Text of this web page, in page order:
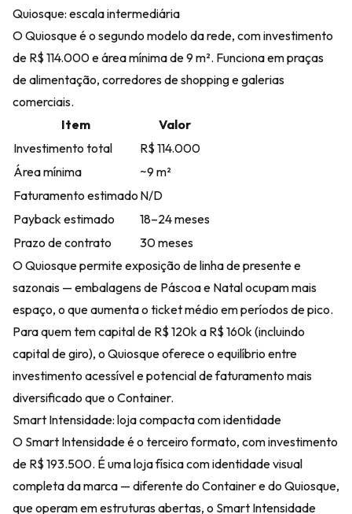
Quiosque: escala intermediária
O Quiosque é o segundo modelo da rede, com investimento
de R$ 114.000 e área mínima de 9 m². Funciona em praças
de alimentação, corredores de shopping e galerias
comerciais.
Item
Valor
Investimento total
R$ 114.000
Área mínima
~9 m²
Faturamento estimado N/D
Payback estimado
18–24 meses
Prazo de contrato
30 meses
O Quiosque permite exposição de linha de presente e
sazonais — embalagens de Páscoa e Natal ocupam mais
espaço, o que aumenta o ticket médio em períodos de pico.
Para quem tem capital de R$ 120k a R$ 160k (incluindo
capital de giro), o Quiosque oferece o equilíbrio entre
investimento acessível e potencial de faturamento mais
diversificado que o Container.
Smart Intensidade: loja compacta com identidade
O Smart Intensidade é o terceiro formato, com investimento
de R$ 193.500. É uma loja física com identidade visual
completa da marca — diferente do Container e do Quiosque,
que operam em estruturas abertas, o Smart Intensidade